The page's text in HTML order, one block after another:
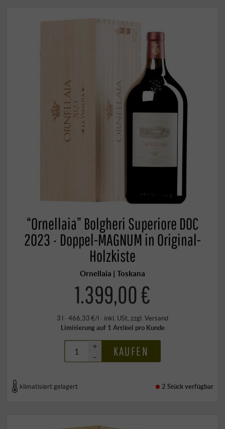
“Ornellaia” Bolgheri Superiore DOC
2023 · Doppel-MAGNUM in Original-
Holzkiste
Ornellaia | Toskana
1.399,00 €
3 l · 466,33 €/l · inkl. USt, zzgl. Versand
Limitierung auf 1 Artikel pro Kunde
+
–
KAUFEN
klimatisiert gelagert 2 Stückverfügbar